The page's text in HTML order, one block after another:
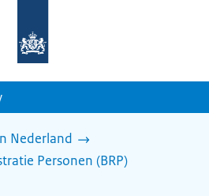
homepage
Nederland
Personen (BRP)